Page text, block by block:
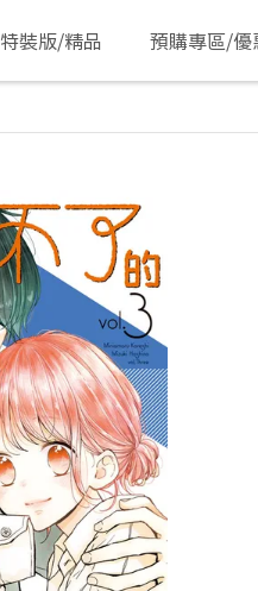
特裝版/精品 預購專區/優